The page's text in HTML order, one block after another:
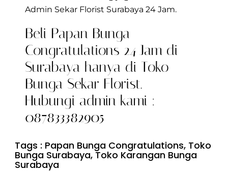
Admin Sekar Florist Surabaya 24 Jam.
Beli Papan Bunga
Congratulations 24 Jam di
Surabaya hanya di Toko
Bunga Sekar Florist.
Hubungi admin kami :
087833382905
Tags : Papan Bunga Congratulations, Toko
Bunga Surabaya,Toko Karangan Bunga
Surabaya